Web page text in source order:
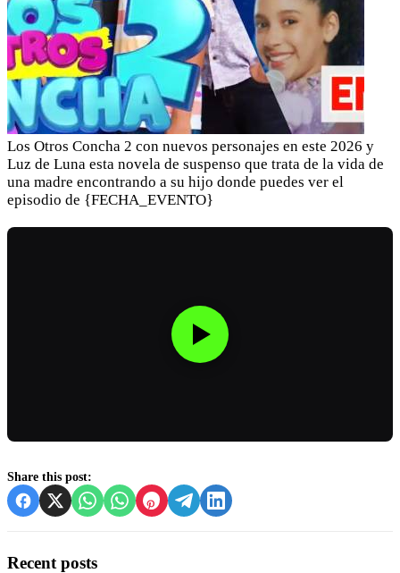
Los Otros Concha 2 con nuevos personajes en este 2026 y
Luz de Luna esta novela de suspenso que trata de la vida de
una madre encontrando a su hijo donde puedes ver el
episodio de {FECHA_EVENTO}
Share this post:
Recent posts